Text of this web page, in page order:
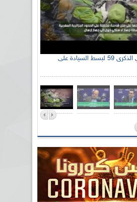
الإذاعة الجزائرية تحي الذكرى 59 لبسط السيادة على